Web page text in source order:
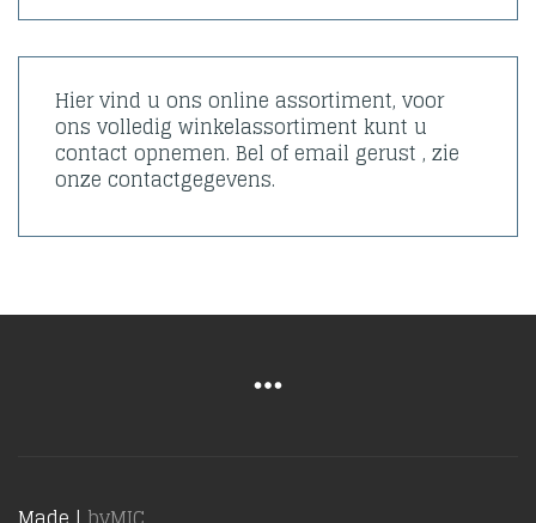
Hier vind u ons online assortiment, voor
ons volledig winkelassortiment kunt u
contact opnemen. Bel of email gerust , zie
onze contactgegevens.